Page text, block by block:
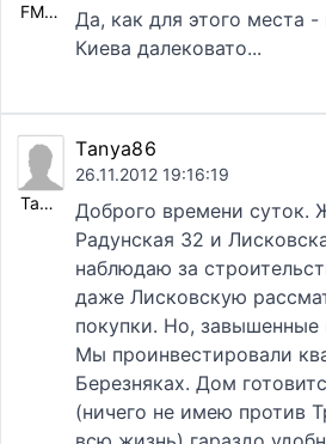
FMAX
Да, как для этого места
Киева далековато...
Tanya86
Tanya86
26.11.2012 19:16:19
Доброго времени суток.
Радунская 32 и
наблюдаю за
даже Лисковскую
покупки. Но, завышенные
Мы проинвестировали
Березняках. Дом
(ничего не имею против